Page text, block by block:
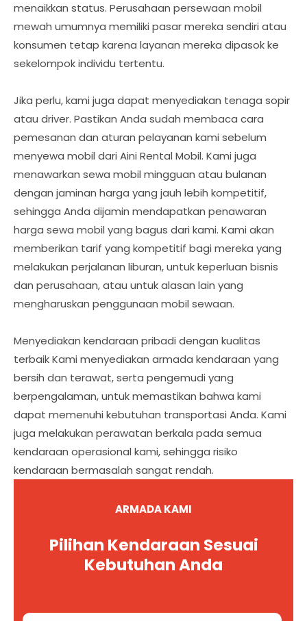
menaikkan status. Perusahaan persewaan mobil
mewah umumnya memiliki pasar mereka sendiri atau
konsumen tetap karena layanan mereka dipasok ke
sekelompok individu tertentu.
Jika perlu, kami juga dapat menyediakan tenaga sopir
atau driver. Pastikan Anda sudah membaca cara
pemesanan dan aturan pelayanan kami sebelum
menyewa mobil dari Aini Rental Mobil. Kami juga
menawarkan sewa mobil mingguan atau bulanan
dengan jaminan harga yang jauh lebih kompetitif,
sehingga Anda dijamin mendapatkan penawaran
harga sewa mobil yang bagus dari kami. Kami akan
memberikan tarif yang kompetitif bagi mereka yang
melakukan perjalanan liburan, untuk keperluan bisnis
dan perusahaan, atau untuk alasan lain yang
mengharuskan penggunaan mobil sewaan.
Menyediakan kendaraan pribadi dengan kualitas
terbaik Kami menyediakan armada kendaraan yang
bersih dan terawat, serta pengemudi yang
berpengalaman, untuk memastikan bahwa kami
dapat memenuhi kebutuhan transportasi Anda. Kami
juga melakukan perawatan berkala pada semua
kendaraan operasional kami, sehingga risiko
kendaraan bermasalah sangat rendah.
ARMADA KAMI
Pilihan Kendaraan Sesuai
Kebutuhan Anda